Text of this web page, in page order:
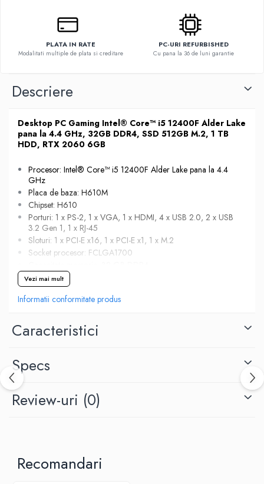
PLATA IN RATE
Modalitati multiple de plata si creditare
PC-URI REFURBISHED
Cu pana la 36 de luni garantie
Descriere
Desktop PC Gaming Intel® Core™ i5 12400F Alder Lake
pana la 4.4 GHz, 32GB DDR4, SSD 512GB M.2, 1 TB
HDD, RTX 2060 6GB
Procesor: Intel® Core™ i5 12400F Alder Lake pana la 4.4
GHz
Placa de baza: H610M
Chipset: H610
Porturi: 1 x PS-2, 1 x VGA, 1 x HDMI, 4 x USB 2.0, 2 x USB
3.2 Gen 1, 1 x RJ-45
Sloturi: 1 x PCI-E x16, 1 x PCI-E x1, 1 x M.2
Socket procesor: FCLGA1700
Capacitate stocare: 512 GB SSD M.2 + 1 TB HDD
Placa video: RTX 2060, 6 GB, 192-bit, 1 x DVI, 1 x HDMI,
2 x DisplayPort, 1 x USB-C
Vezi mai mult
Informatii conformitate produs
Caracteristici
Specs
Review-uri (0)
Recomandari